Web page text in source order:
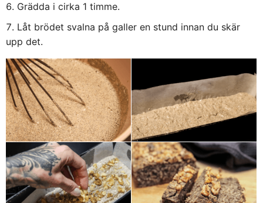
Grädda i cirka 1 timme.
Låt brödet svalna på galler en stund innan du skär
upp det.